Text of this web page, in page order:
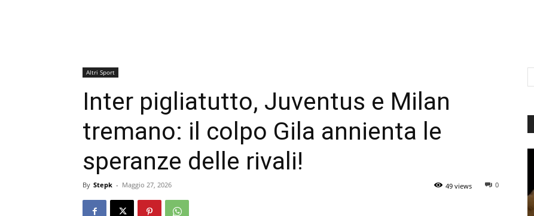
Altri Sport
Inter pigliatutto, Juventus e Milan
tremano: il colpo Gila annienta le
speranze delle rivali!
By Stepk - Maggio 27, 2026 0
49 views